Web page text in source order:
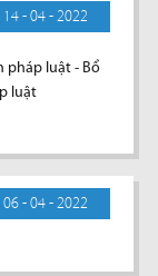
14 - 04 - 2022
pháp luật - Bổ
luật
06 - 04 - 2022